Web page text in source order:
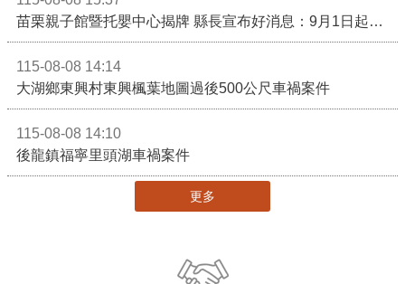
苗栗親子館暨托嬰中心揭牌 縣長宣布好消息：9月1日起調降臨時托嬰費用
115-08-08 14:14
大湖鄉東興村東興楓葉地圖過後500公尺車禍案件
115-08-08 14:10
後龍鎮福寧里頭湖車禍案件
更多